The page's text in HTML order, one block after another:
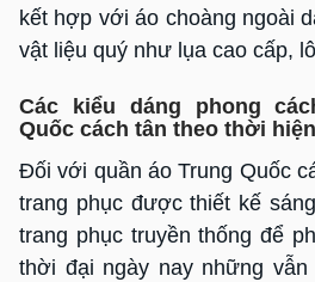
kết hợp với áo choàng ngoài
vật liệu quý như lụa cao cấp,
Các kiểu dáng phong
Quốc cách tân theo thời
Đối với quần áo Trung Quốc
trang phục được thiết kế
trang phục truyền thống để
thời đại ngày nay những